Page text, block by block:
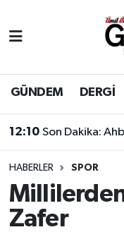
GÜNDEM DERGİ
12:10 Son Dakika:
HABERLER SPOR
Zafer
BİLİM
DERGİ
DÜNYA
EĞİTİM
Eyüpsultan
Eyüpsultan
Süper Lig Puan
Tüm Manşetler
Son Dakika